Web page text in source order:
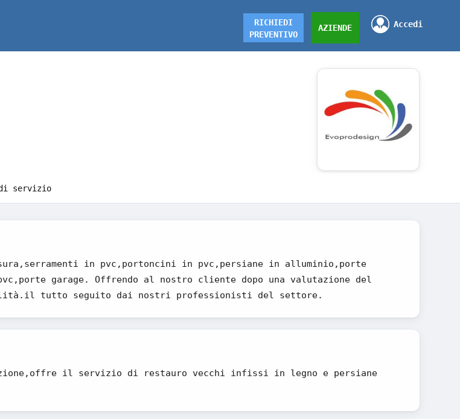
Accedi
AZIENDE
RICHIEDI
PREVENTIVO
di servizio
in pvc,portoncini in pvc,persiane in alluminio,porte
garage. Offrendo al nostro cliente dopo una valutazione del
tutto seguito dai nostri professionisti del settore.
il servizio di restauro vecchi infissi in legno e persiane